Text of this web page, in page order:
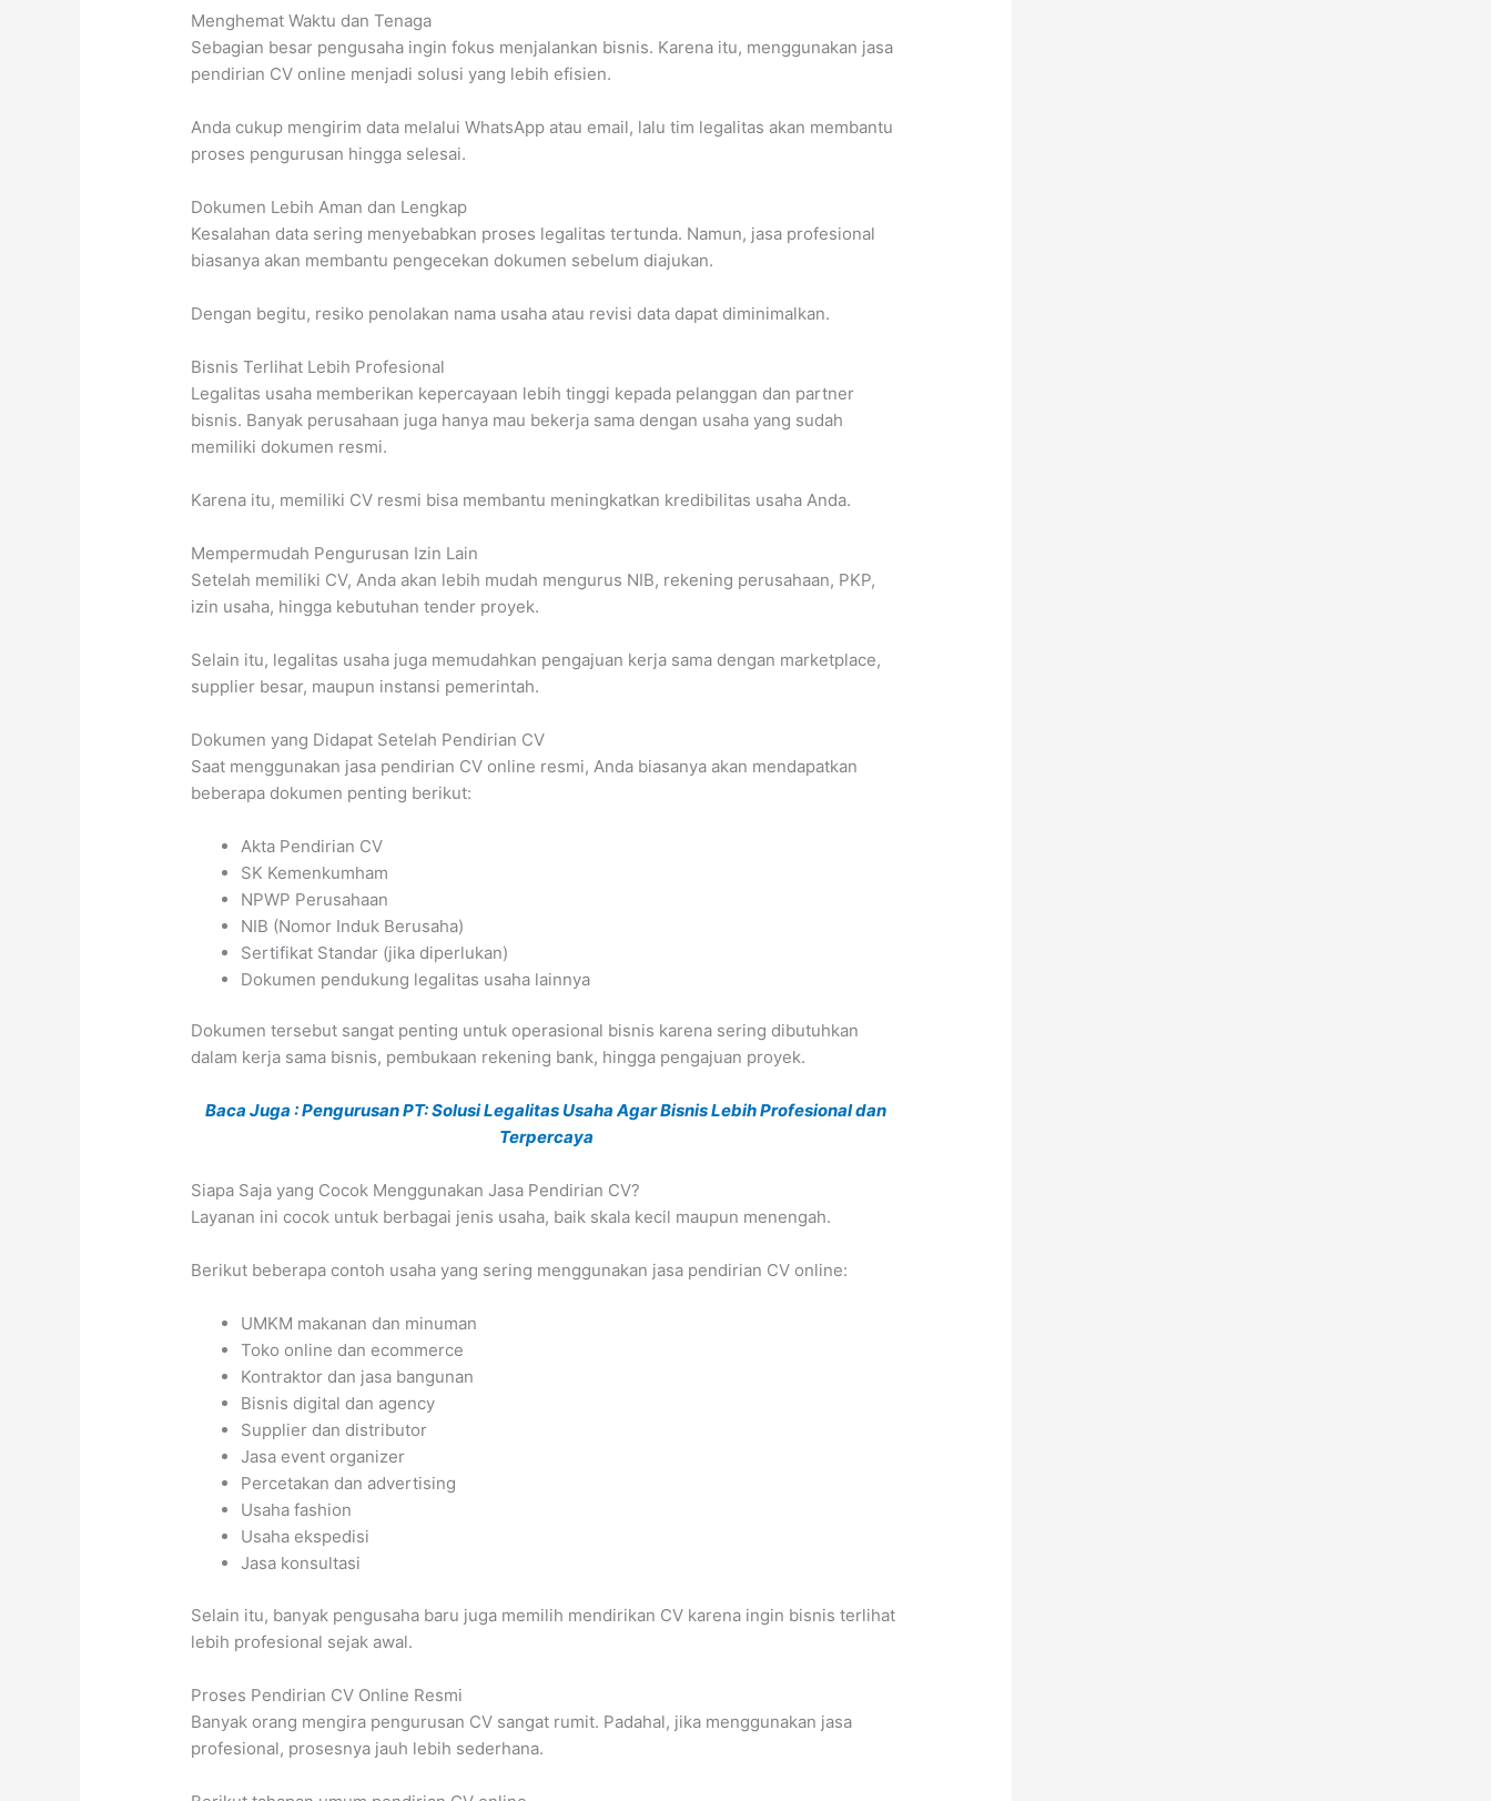
Menghemat Waktu dan Tenaga
Sebagian besar pengusaha ingin fokus menjalankan bisnis. Karena itu, menggunakan jasa
pendirian CV online menjadi solusi yang lebih efisien.
Anda cukup mengirim data melalui WhatsApp atau email, lalu tim legalitas akan membantu
proses pengurusan hingga selesai.
Dokumen Lebih Aman dan Lengkap
Kesalahan data sering menyebabkan proses legalitas tertunda. Namun, jasa profesional
biasanya akan membantu pengecekan dokumen sebelum diajukan.
Dengan begitu, resiko penolakan nama usaha atau revisi data dapat diminimalkan.
Bisnis Terlihat Lebih Profesional
Legalitas usaha memberikan kepercayaan lebih tinggi kepada pelanggan dan partner
bisnis. Banyak perusahaan juga hanya mau bekerja sama dengan usaha yang sudah
memiliki dokumen resmi.
Karena itu, memiliki CV resmi bisa membantu meningkatkan kredibilitas usaha Anda.
Mempermudah Pengurusan Izin Lain
Setelah memiliki CV, Anda akan lebih mudah mengurus NIB, rekening perusahaan, PKP,
izin usaha, hingga kebutuhan tender proyek.
Selain itu, legalitas usaha juga memudahkan pengajuan kerja sama dengan marketplace,
supplier besar, maupun instansi pemerintah.
Dokumen yang Didapat Setelah Pendirian CV
Saat menggunakan jasa pendirian CV online resmi, Anda biasanya akan mendapatkan
beberapa dokumen penting berikut:
Akta Pendirian CV
SK Kemenkumham
NPWP Perusahaan
NIB (Nomor Induk Berusaha)
Sertifikat Standar (jika diperlukan)
Dokumen pendukung legalitas usaha lainnya
Dokumen tersebut sangat penting untuk operasional bisnis karena sering dibutuhkan
dalam kerja sama bisnis, pembukaan rekening bank, hingga pengajuan proyek.
Baca Juga : Pengurusan PT: Solusi Legalitas Usaha Agar Bisnis Lebih Profesional dan
Terpercaya
Siapa Saja yang Cocok Menggunakan Jasa Pendirian CV?
Layanan ini cocok untuk berbagai jenis usaha, baik skala kecil maupun menengah.
Berikut beberapa contoh usaha yang sering menggunakan jasa pendirian CV online:
UMKM makanan dan minuman
Toko online dan ecommerce
Kontraktor dan jasa bangunan
Bisnis digital dan agency
Supplier dan distributor
Jasa event organizer
Percetakan dan advertising
Usaha fashion
Usaha ekspedisi
Jasa konsultasi
Selain itu, banyak pengusaha baru juga memilih mendirikan CV karena ingin bisnis terlihat
lebih profesional sejak awal.
Proses Pendirian CV Online Resmi
Banyak orang mengira pengurusan CV sangat rumit. Padahal, jika menggunakan jasa
profesional, prosesnya jauh lebih sederhana.